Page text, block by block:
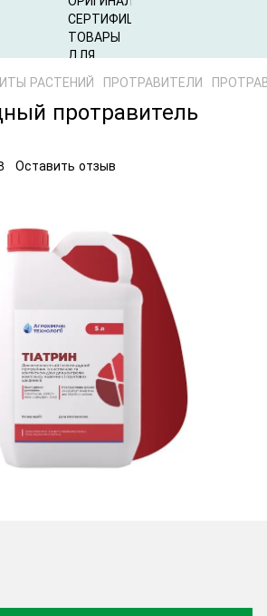
РАСТЕНИЙ ПРОТРАВИТЕЛИ
протравитель
Оставить отзыв